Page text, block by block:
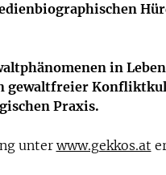
in
gewaltfreier
Praxis.
unterwww.gekkos.at